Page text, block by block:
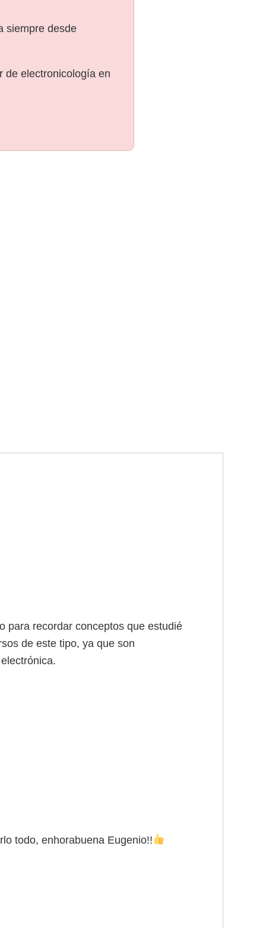
siempre desde
de electronicología en
para recordar conceptos que estudié
de este tipo, ya que son
todo, enhorabuena Eugenio!!